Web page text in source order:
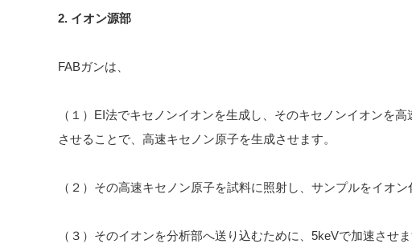
2. イオン源部
FABガンは、
（１）EI法でキセノンイオンを生成し、そのキセノンイオンを
させることで、高速キセノン原子を生成させます。
（２）その高速キセノン原子を試料に照射し、サンプルをイオン
（３）そのイオンを分析部へ送り込むために、5keVで加速させ